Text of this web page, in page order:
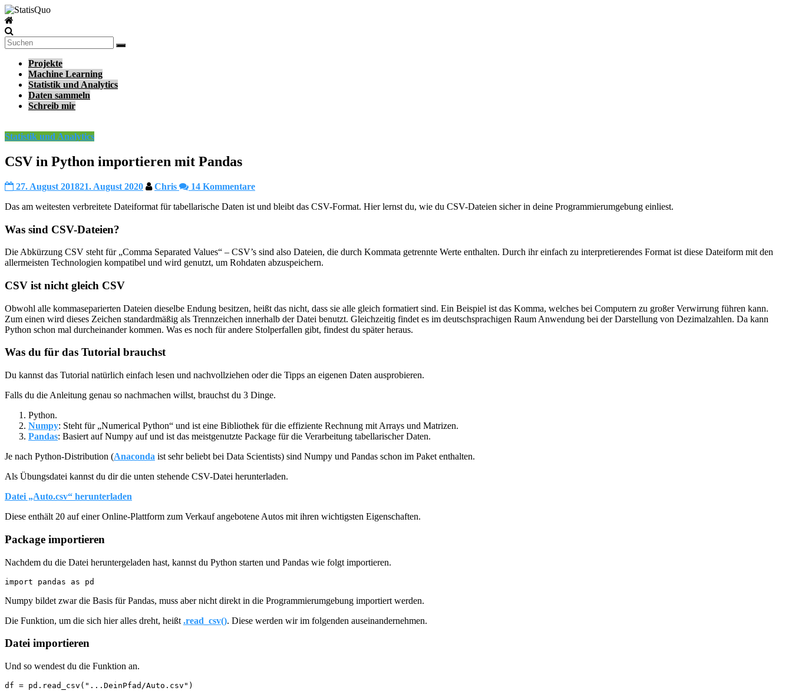
Zum
Inhalt
springen
StatisQuo
Data
Machine
Learning
Python
Projekte
Machine Learning
Statistik und Analytics
Daten sammeln
Schreib mir
Statistik und Analytics
CSV in Python importieren mit Pandas
27. August 201821. August 2020 Chris
14 Kommentare
Das am weitesten verbreitete Dateiformat für tabellarische Daten ist und bleibt das CSV-Format. Hier lernst du, wie du CSV-Dateien sicher in deine Programmierumgebung einliest.
Was sind CSV-Dateien?
Die Abkürzung CSV steht für „Comma Separated Values“ – CSV’s sind also Dateien, die durch Kommata getrennte Werte enthalten. Durch ihr einfach zu interpretierendes Format ist diese Dateiform mit den
allermeisten Technologien kompatibel und wird genutzt, um Rohdaten abzuspeichern.
CSV ist nicht gleich CSV
Obwohl alle kommaseparierten Dateien dieselbe Endung besitzen, heißt das nicht, dass sie alle gleich formatiert sind. Ein Beispiel ist das Komma, welches bei Computern zu großer Verwirrung führen kann.
Zum einen wird dieses Zeichen standardmäßig als Trennzeichen innerhalb der Datei benutzt. Gleichzeitig findet es im deutschsprachigen Raum Anwendung bei der Darstellung von Dezimalzahlen. Da kann
Python schon mal durcheinander kommen. Was es noch für andere Stolperfallen gibt, findest du später heraus.
Was du für das Tutorial brauchst
Du kannst das Tutorial natürlich einfach lesen und nachvollziehen oder die Tipps an eigenen Daten ausprobieren.
Falls du die Anleitung genau so nachmachen willst, brauchst du 3 Dinge.
Python.
Numpy: Steht für „Numerical Python“ und ist eine Bibliothek für die effiziente Rechnung mit Arrays und Matrizen.
Pandas: Basiert auf Numpy auf und ist das meistgenutzte Package für die Verarbeitung tabellarischer Daten.
Je nach Python-Distribution (Anaconda ist sehr beliebt bei Data Scientists) sind Numpy und Pandas schon im Paket enthalten.
Als Übungsdatei kannst du dir die unten stehende CSV-Datei herunterladen.
Datei „Auto.csv“ herunterladen
Diese enthält 20 auf einer Online-Plattform zum Verkauf angebotene Autos mit ihren wichtigsten Eigenschaften.
Package importieren
Nachdem du die Datei heruntergeladen hast, kannst du Python starten und Pandas wie folgt importieren.
import pandas as pd
Numpy bildet zwar die Basis für Pandas, muss aber nicht direkt in die Programmierumgebung importiert werden.
Die Funktion, um die sich hier alles dreht, heißt .read_csv(). Diese werden wir im folgenden auseinandernehmen.
Datei importieren
Und so wendest du die Funktion an.
df = pd.read_csv("...DeinPfad/Auto.csv")